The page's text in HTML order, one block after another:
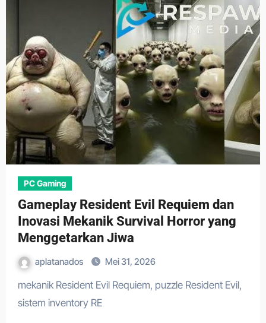
PC Gaming
Gameplay Resident Evil Requiem dan
Inovasi Mekanik Survival Horror yang
Menggetarkan Jiwa
aplatanados Mei 31, 2026
mekanik Resident Evil Requiem, puzzle Resident Evil,
sistem inventory RE